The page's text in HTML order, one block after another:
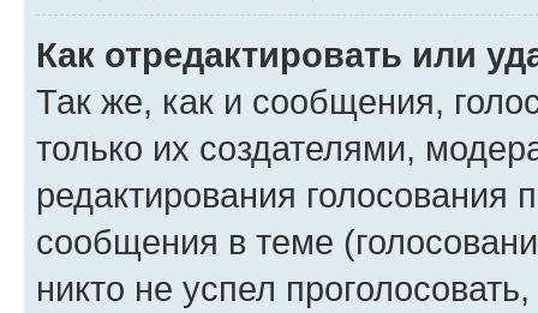
Как отредактировать или
Так же, как и сообщения,
только их создателями,
редактирования голосования
сообщения в теме
никто не успел